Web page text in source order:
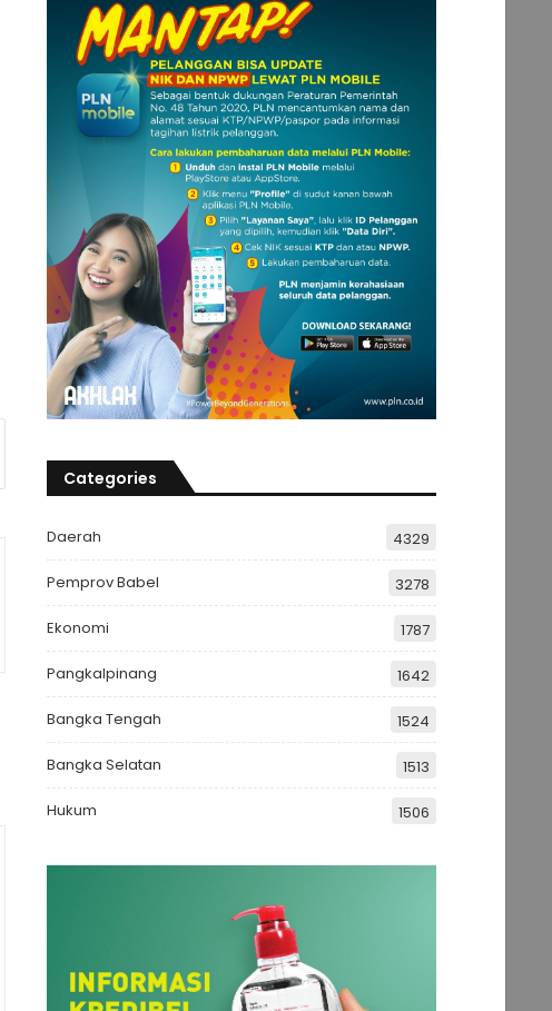
Categories
Daerah 4329
Pemprov Babel 3278
Ekonomi 1787
Pangkalpinang 1642
Bangka Tengah 1524
Bangka Selatan 1513
Hukum 1506